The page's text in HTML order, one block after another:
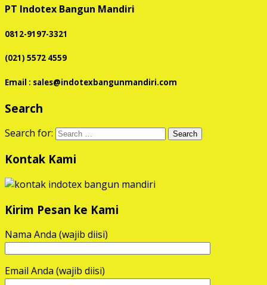
PT Indotex Bangun Mandiri
0812-9197-3321
(021) 5572 4559
Email : sales@indotexbangunmandiri.com
Search
Search for:
Kontak Kami
Kirim Pesan ke Kami
Nama Anda (wajib diisi)
Email Anda (wajib diisi)